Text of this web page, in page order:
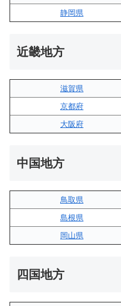
静岡県
近畿地方
滋賀県
京都府
大阪府
中国地方
鳥取県
島根県
岡山県
四国地方